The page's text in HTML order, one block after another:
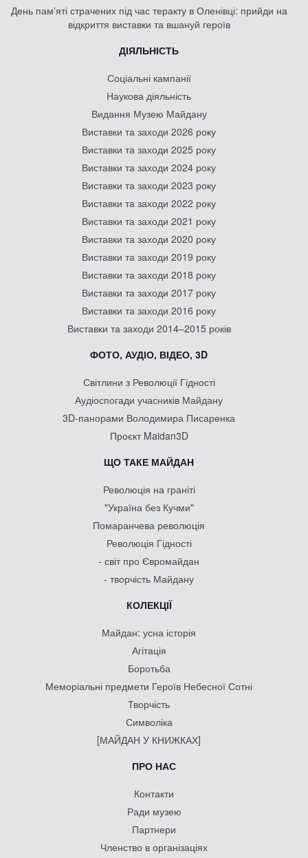
День памʼяті страчених під час теракту в Оленівці: прийди на
відкриття виставки та вшануй героїв
ДІЯЛЬНІСТЬ
Соціальні кампанії
Наукова діяльність
Видання Музею Майдану
Виставки та заходи 2026 року
Виставки та заходи 2025 року
Виставки та заходи 2024 року
Виставки та заходи 2023 року
Виставки та заходи 2022 року
Виставки та заходи 2021 року
Виставки та заходи 2020 року
Виставки та заходи 2019 року
Виставки та заходи 2018 року
Виставки та заходи 2017 року
Виставки та заходи 2016 року
Виставки та заходи 2014–2015 років
ФОТО, АУДІО, ВІДЕО, 3D
Світлини з Революції Гідності
Аудіоспогади учасників Майдану
3D-панорами Володимира Писаренка
Проєкт Maidan3D
ЩО ТАКЕ МАЙДАН
Революція на граніті
"Україна без Кучми"
Помаранчева революція
Революція Гідності
- світ про Євромайдан
- творчість Майдану
КОЛЕКЦІЇ
Майдан: усна історія
Агітація
Боротьба
Меморіальні предмети Героїв Небесної Сотні
Творчість
Символіка
[МАЙДАН У КНИЖКАХ]
ПРО НАС
Контакти
Ради музею
Партнери
Членство в організаціях